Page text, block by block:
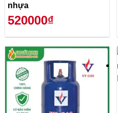
nhựa
520000₫